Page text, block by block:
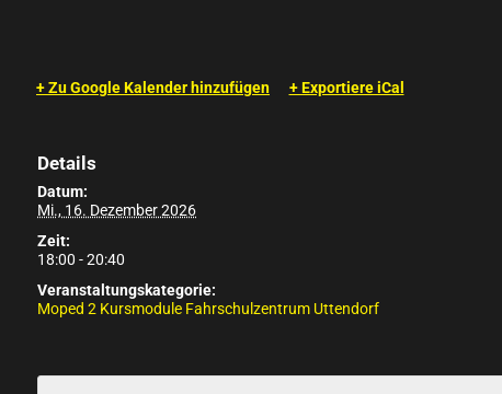
+ Zu Google Kalender hinzufügen + Exportiere iCal
Details
Datum:
Mi., 16. Dezember 2026
Zeit:
18:00 - 20:40
Veranstaltungskategorie:
Moped 2 Kursmodule Fahrschulzentrum Uttendorf